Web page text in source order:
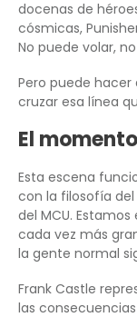
docenas de
cósmicas,
No puede volar,
Pero puede
cruzar esa línea
El
Esta escena
con la filosofía
del MCU.
cada vez más
la gente normal
Frank Castle
las